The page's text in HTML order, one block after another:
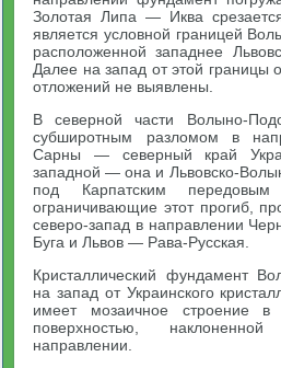
Золотая Липа — Иква
является условной границей
расположенной западнее
Далее на запад от этой границы
отложений не выявлены.
В северной части Волыно-
субширотным разломом в
Сарны — северный край
западной — она и Львовско-
под Карпатским передовым
ограничивающие этот прогиб,
северо-запад в направлении
Буга и Львов — Рава-Русская.
Кристаллический фундамент
на запад от Украинского
имеет мозаичное строение
поверхностью,
направлении.